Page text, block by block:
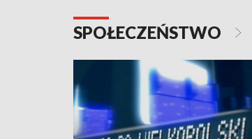
SPOŁECZEŃSTWO